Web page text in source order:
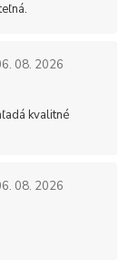
08. 2026
kvalitné
08. 2026